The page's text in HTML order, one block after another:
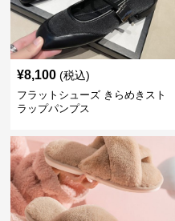
¥8,100 (税込)
フラットシューズ きらめきスト
ラップパンプス